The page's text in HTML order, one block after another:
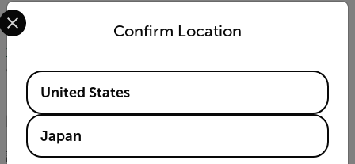
たとえば、環境防衛基金（EDF）は固定翼機を使って低空
で公有地を調査する活動に加えて、2022年には
する衛星
のような機関の調査結果はオンラインで一般公開されてお
り、たとえばパーミアン盆地や関連する
メタン排出のマッ
プなどがあります。この技術は大規模な排出源を強調する
際には効果的ですが、漏れの発生源を実際に特定する場合
には、トップダウン式インベントリのアプローチと同様の
課題に直面します。
Confirm Location
Select your preferred country and language from the
Available Locations
United States
Japan